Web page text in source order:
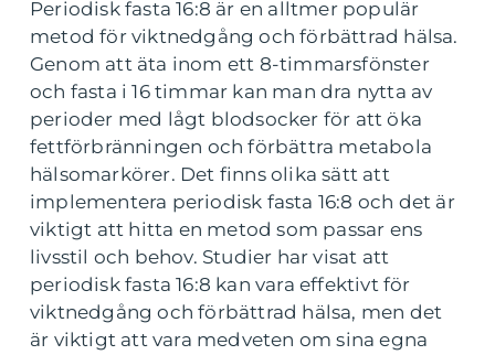
Periodisk fasta 16:8 är en alltmer populär
metod för viktnedgång och förbättrad hälsa.
Genom att äta inom ett 8-timmarsfönster
och fasta i 16 timmar kan man dra nytta av
perioder med lågt blodsocker för att öka
fettförbränningen och förbättra metabola
hälsomarkörer. Det finns olika sätt att
implementera periodisk fasta 16:8 och det är
viktigt att hitta en metod som passar ens
livsstil och behov. Studier har visat att
periodisk fasta 16:8 kan vara effektivt för
viktnedgång och förbättrad hälsa, men det
är viktigt att vara medveten om sina egna